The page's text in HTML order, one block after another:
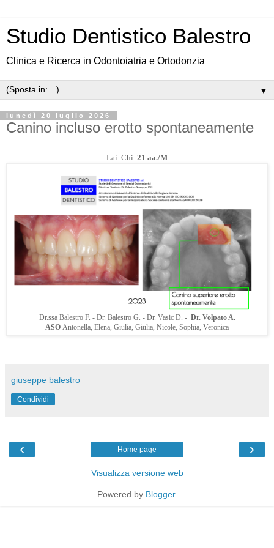
Studio Dentistico Balestro
Clinica e Ricerca in Odontoiatria e Ortodonzia
▼
lunedì 20 luglio 2026
Canino incluso erotto spontaneamente
Lai. Chi. 21 aa./M
Dr.ssa Balestro F. - Dr. Balestro G. - Dr. Vasic D. - Dr. Volpato A.
ASO Antonella, Elena, Giulia, Giulia, Nicole, Sophia, Veronica
giuseppe balestro
Condividi
‹ ›
Home page
Visualizza versione web
Powered by Blogger.